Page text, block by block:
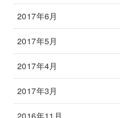
2017年6月
2017年5月
2017年4月
2017年3月